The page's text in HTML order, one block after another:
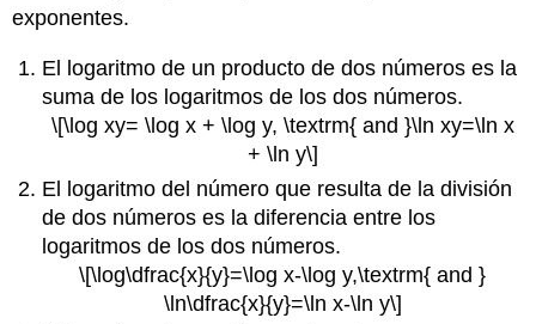
exponentes.
El logaritmo de un producto de dos números es la
suma de los logaritmos de los dos números.
\[\log xy= \log x + \log y, \textrm{ and }\ln xy=\ln x
+ \ln y\]
El logaritmo del número que resulta de la división
de dos números es la diferencia entre los
logaritmos de los dos números.
\[\log\dfrac{x}{y}=\log x-\log y,\textrm{ and }
\ln\dfrac{x}{y}=\ln x-\ln y\]